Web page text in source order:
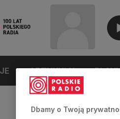
ARTYKUŁY
Dbamy o Twoją